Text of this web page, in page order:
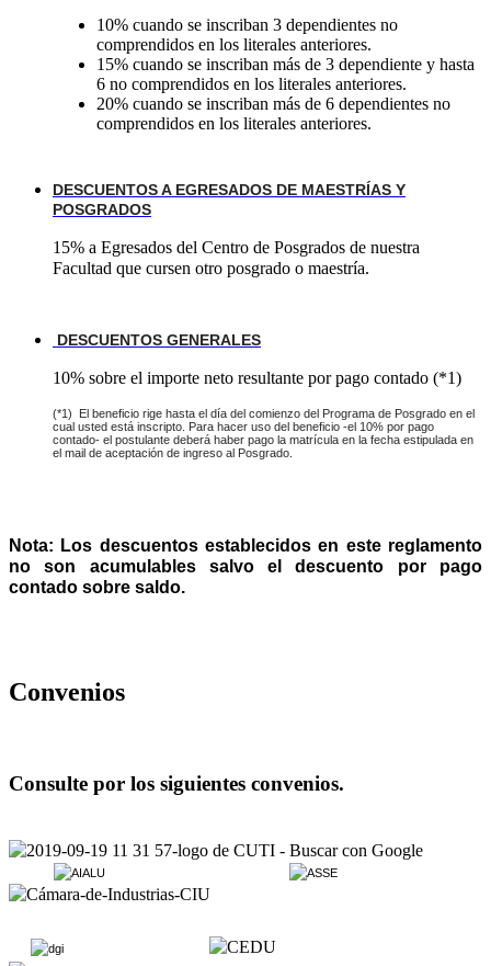
10% cuando se inscriban 3 dependientes no
comprendidos en los literales anteriores.
15% cuando se inscriban más de 3 dependiente y hasta
6 no comprendidos en los literales anteriores.
20% cuando se inscriban más de 6 dependientes no
comprendidos en los literales anteriores.
DESCUENTOS A EGRESADOS DE MAESTRÍAS Y
POSGRADOS
15% a Egresados del Centro de Posgrados de nuestra
Facultad que cursen otro posgrado o maestría.
DESCUENTOS GENERALES
10% sobre el importe neto resultante por pago contado (*1)
(*1) El beneficio rige hasta el día del comienzo del Programa de Posgrado en el
cual usted está inscripto. Para hacer uso del beneficio -el 10% por pago
contado- el postulante deberá haber pago la matrícula en la fecha estipulada en
el mail de aceptación de ingreso al Posgrado.
Nota: Los descuentos establecidos en este reglamento
no son acumulables salvo el descuento por pago
contado sobre saldo.
Convenios
Consulte por los siguientes convenios.